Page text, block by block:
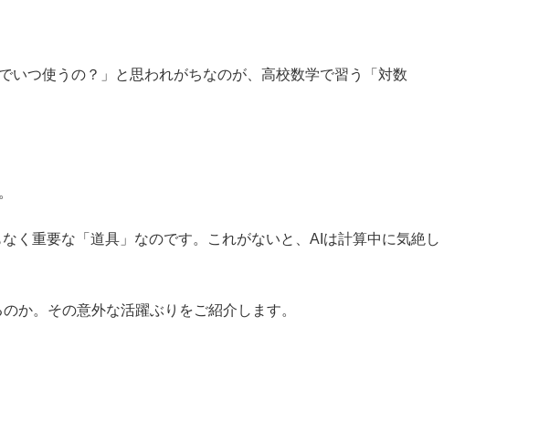
いつ使うの？」と思われがちなのが、高校数学で習う「対数
く重要な「道具」なのです。これがないと、AIは計算中に気絶し
か。その意外な活躍ぶりをご紹介します。